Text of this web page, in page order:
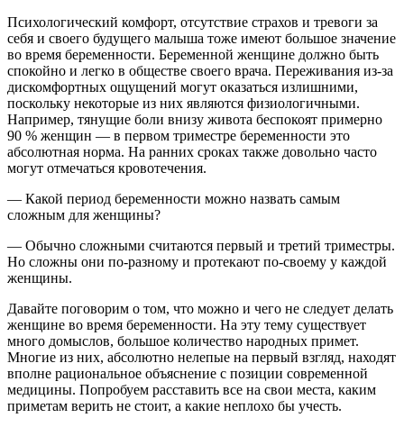
Психологический комфорт, отсутствие страхов и тревоги за
себя и своего будущего малыша тоже имеют большое значение
во время беременности. Беременной женщине должно быть
спокойно и легко в обществе своего врача. Переживания из-за
дискомфортных ощущений могут оказаться излишними,
поскольку некоторые из них являются физиологичными.
Например, тянущие боли внизу живота беспокоят примерно
90 % женщин — в первом триместре беременности это
абсолютная норма. На ранних сроках также довольно часто
могут отмечаться кровотечения.
— Какой период беременности можно назвать самым
сложным для женщины?
— Обычно сложными считаются первый и третий триместры.
Но сложны они по-разному и протекают по-своему у каждой
женщины.
Давайте поговорим о том, что можно и чего не следует делать
женщине во время беременности. На эту тему существует
много домыслов, большое количество народных примет.
Многие из них, абсолютно нелепые на первый взгляд, находят
вполне рациональное объяснение с позиции современной
медицины. Попробуем расставить все на свои места, каким
приметам верить не стоит, а какие неплохо бы учесть.